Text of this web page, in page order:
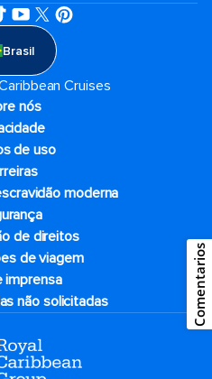
Brasil
Cruises
nós
de uso
moderna
de direitos
de viagem
imprensa
não solicitadas
Comentarios